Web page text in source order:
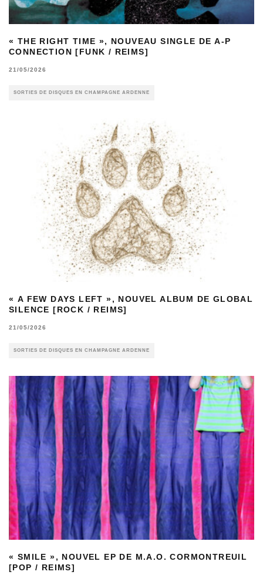
« THE RIGHT TIME », NOUVEAU SINGLE DE A-P
CONNECTION [FUNK / REIMS]
21/05/2026
SORTIES DE DISQUES EN CHAMPAGNE ARDENNE
« A FEW DAYS LEFT », NOUVEL ALBUM DE GLOBAL
SILENCE [ROCK / REIMS]
21/05/2026
SORTIES DE DISQUES EN CHAMPAGNE ARDENNE
« SMILE », NOUVEL EP DE M.A.O. CORMONTREUIL
[POP / REIMS]